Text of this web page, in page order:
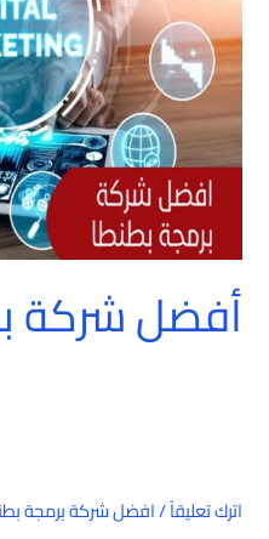
أفضل شركة
اترك تعليقاً/افضل شركة برمجة